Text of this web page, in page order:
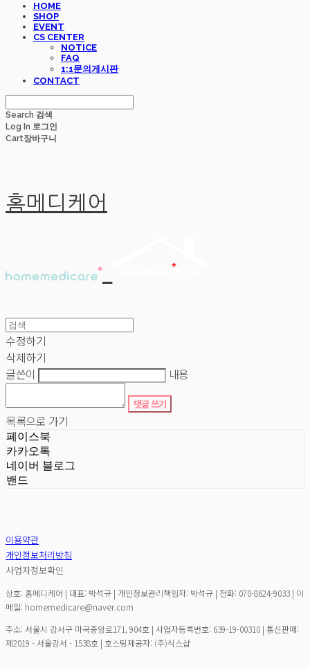
HOME
SHOP
EVENT
CS CENTER
NOTICE
FAQ
1:1문의게시판
CONTACT
Search 검색
Log In 로그인
Cart장바구니
홈메디케어
수정하기
삭제하기
글쓴이
내용
댓글 쓰기
목록으로 가기
페이스북
카카오톡
네이버 블로그
밴드
이용약관
개인정보처리방침
사업자정보확인
상호: 홈메디케어 | 대표: 박석규 | 개인정보관리책임자: 박석규 | 전화: 070-8624-9033 | 이
메일: homemedicare@naver.com
주소: 서울시 강서구 마곡중앙로171, 904호 | 사업자등록번호: 639-19-00310 | 통신판매:
제2019 - 서울강서 - 1538호 | 호스팅제공자: (주)식스샵